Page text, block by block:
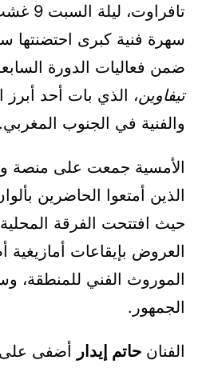
سهرة فنية كبرى احتضنتها
ضمن فعاليات الدورة
تيفاوين، الذي بات أحد أبرز
والفنية في الجنوب المغربي.
الأمسية جمعت على منصة
الذين أمتعوا الحاضرين
حيث افتتحت الفرقة المحلية
العروض بإيقاعات
الموروث الفني للمنطقة،
الجمهور.
الفنان حاتم إيدار أضفى على